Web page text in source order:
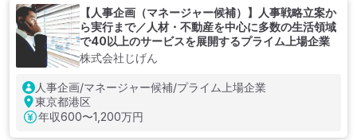
【人事企画（マネージャー候補）】人事戦略立案か
ら実行まで／人材・不動産を中心に多数の生活領域
で40以上のサービスを展開するプライム上場企業
株式会社じげん
人事企画/マネージャー候補/プライム上場企業
東京都港区
年収600〜1,200万円